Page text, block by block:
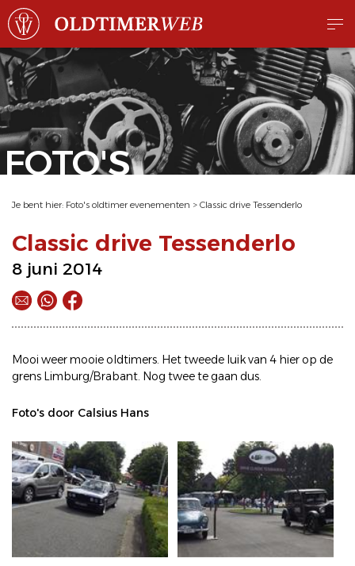
FOTO'S
Je bent hier: Foto's oldtimer evenementen > Classic drive Tessenderlo
Classic drive Tessenderlo
8 juni 2014
Mooi weer mooie oldtimers. Het tweede luik van 4 hier op de
grens Limburg/Brabant. Nog twee te gaan dus.
Foto's door Calsius Hans